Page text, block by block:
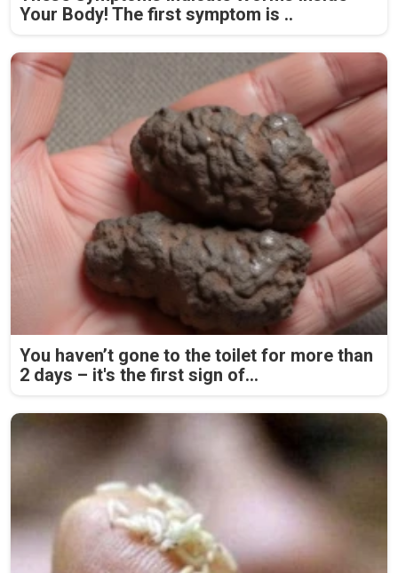
Your Body! The first symptom is ..
You haven’t gone to the toilet for more than
2 days – it's the first sign of...